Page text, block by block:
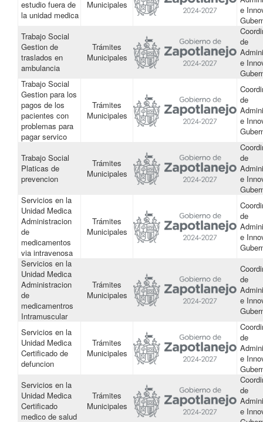
estudio fuera de
la unidad medica
Municipales
e
Trabajo Social
Gestion de
traslados en
ambulancia
Trámites
Municipales
de
e
Trabajo Social
Gestion para los
pagos de los
pacientes con
problemas para
pagar servico
Trámites
Municipales
de
e
Trabajo Social
Platicas de
prevencion
Trámites
Municipales
de
e
Servicios en la
Unidad Medica
Administracion
de
medicamentos
via intravenosa
Trámites
Municipales
de
e
Servicios en la
Unidad Medica
Administracion
de
medicamentros
Intramuscular
Trámites
Municipales
de
e
Servicios en la
Unidad Medica
Certificado de
defuncion
Trámites
Municipales
de
e
Servicios en la
Unidad Medica
Certificado
medico de salud
Trámites
Municipales
de
e